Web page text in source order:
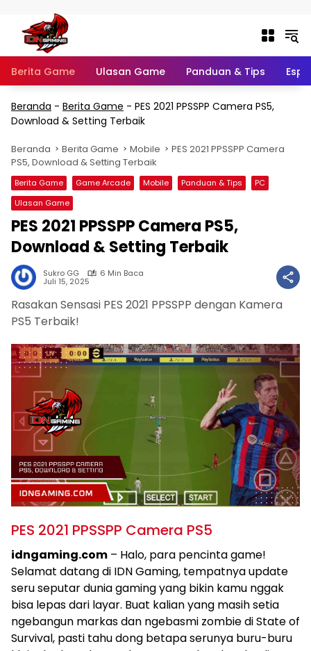
Berita Game Ulasan Game Panduan & Tips
Beranda - Berita Game - PES 2021 PPSSPP Camera PS5,
Download & Setting Terbaik
Beranda Berita Game Mobile
PES 2021 PPSSPP Camera
PS5, Download & Setting Terbaik
Berita Game Game Arcade Mobile Panduan & Tips
PC
Ulasan Game
PES 2021 PPSSPP Camera PS5,
Download & Setting Terbaik
Sukro GG 6 Min Baca
Juli 15, 2025
Rasakan Sensasi PES 2021 PPSSPP dengan Kamera
PS5 Terbaik!
PES 2021 PPSSPP Camera PS5
idngaming.com – Halo, para pencinta game!
Selamat datang di IDN Gaming, tempatnya update
seru seputar dunia gaming yang bikin kamu nggak
bisa lepas dari layar. Buat kalian yang masih setia
ngebangun markas dan ngebasmi zombie di State of
Survival, pasti tahu dong betapa serunya buru-buru